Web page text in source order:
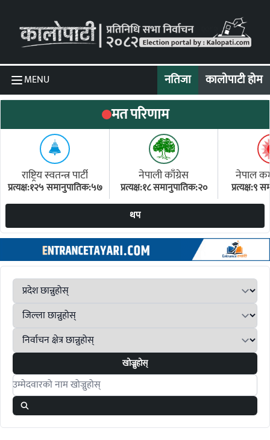
MENU नतिजा कालोपाटी होम
मत परिणाम
राष्ट्रिय स्वतन्त्र पार्टी
प्रत्यक्ष:१२५ समानुपातिक:५७
नेपाली काँग्रेस
प्रत्यक्ष:१८ समानुपातिक:२०
नेपाल
प्रत्यक्ष:९
थप
खोज्नुहोस्
Search candidates